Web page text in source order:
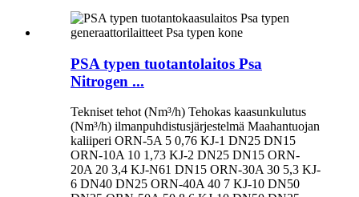
PSA typen tuotantolaitos Psa
Nitrogen ...
Tekniset tehot (Nm³/h) Tehokas kaasunkulutus
(Nm³/h) ilmanpuhdistusjärjestelmä Maahantuojan
kaliiperi ORN-5A 5 0,76 KJ-1 DN25 DN15
ORN-10A 10 1,73 KJ-2 DN25 DN15 ORN-
20A 20 3,4 KJ-N61 DN15 ORN-30A 30 5,3 KJ-
6 DN40 DN25 ORN-40A 40 7 KJ-10 DN50